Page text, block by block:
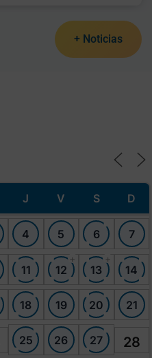
+ Noticias
J V S D
4 5 6 7
11 12
+
13
+
14
18 19 20 21
25 26 27 28